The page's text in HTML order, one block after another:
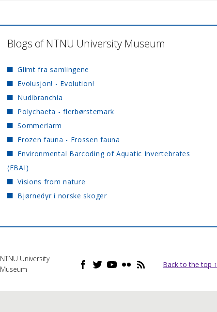
Blogs of NTNU University Museum
Glimt fra samlingene
Evolusjon! - Evolution!
Nudibranchia
Polychaeta - flerbørstemark
Sommerlarm
Frozen fauna - Frossen fauna
Environmental Barcoding of Aquatic Invertebrates
(EBAI)
Visions from nature
Bjørnedyr i norske skoger
NTNU University
Museum
Back to the top ↑